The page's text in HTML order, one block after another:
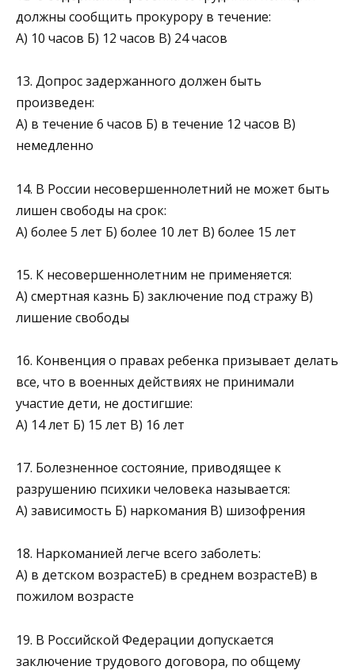
должны сообщить прокурору в течение:
А) 10 часов Б) 12 часов В) 24 часов
13. Допрос задержанного должен быть
произведен:
А) в течение 6 часов Б) в течение 12 часов В)
немедленно
14. В России несовершеннолетний не может быть
лишен свободы на срок:
А) более 5 лет Б) более 10 лет В) более 15 лет
15. К несовершеннолетним не применяется:
А) смертная казнь Б) заключение под стражу В)
лишение свободы
16. Конвенция о правах ребенка призывает делать
все, что в военных действиях не принимали
участие дети, не достигшие:
А) 14 лет Б) 15 лет В) 16 лет
17. Болезненное состояние, приводящее к
разрушению психики человека называется:
А) зависимость Б) наркомания В) шизофрения
18. Наркоманией легче всего заболеть:
А) в детском возрастеБ) в среднем возрастеВ) в
пожилом возрасте
19. В Российской Федерации допускается
заключение трудового договора, по общему